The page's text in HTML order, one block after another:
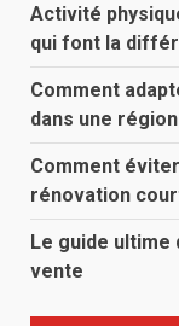
Activité
qui font la
Comment
dans une
Comment
rénovation
Le guide ultime
vente